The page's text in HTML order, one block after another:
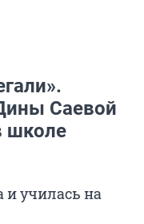
Саевой
школе
училась на